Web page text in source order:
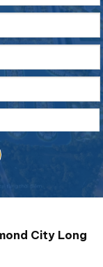
City Long